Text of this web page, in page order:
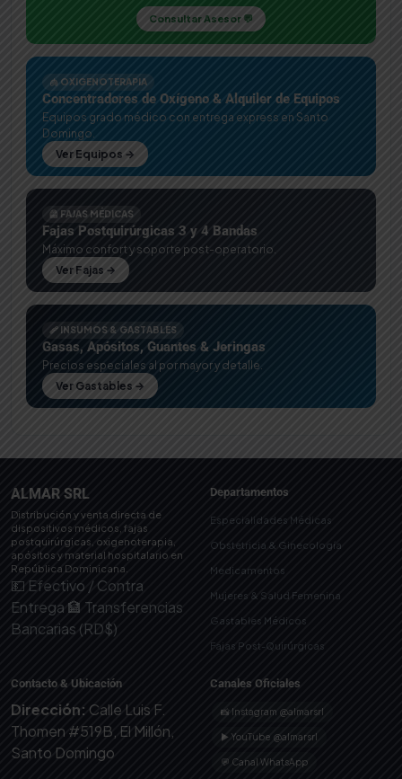
Consultar Asesor 💬
🫁 OXIGENOTERAPIA
Concentradores de Oxígeno & Alquiler de Equipos
Equipos grado médico con entrega express en Santo
Domingo.
Ver Equipos →
🦺 FAJAS MÉDICAS
Fajas Postquirúrgicas 3 y 4 Bandas
Máximo confort y soporte post-operatorio.
Ver Fajas →
🩹 INSUMOS & GASTABLES
Gasas, Apósitos, Guantes & Jeringas
Precios especiales al por mayor y detalle.
Ver Gastables →
ALMAR SRL
Distribución y venta directa de
dispositivos médicos, fajas
postquirúrgicas, oxigenoterapia,
apósitos y material hospitalario en
República Dominicana.
💵 Efectivo / Contra
Entrega 🏦 Transferencias
Bancarias (RD$)
Departamentos
Especialidades Médicas
Obstetricia & Ginecología
Medicamentos
Mujeres & Salud Femenina
Gastables Médicos
Fajas Post-Quirúrgicas
Contacto & Ubicación
Dirección: Calle Luis F.
Thomen #519B, El Millón,
Santo Domingo
Canales Oficiales
📸 Instagram @almarsrl
▶ YouTube @almarsrl
💬 Canal WhatsApp